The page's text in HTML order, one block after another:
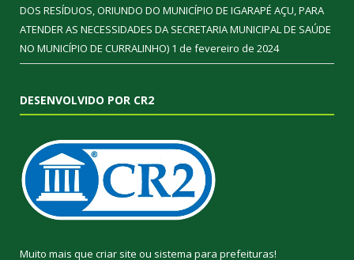
DOS RESÍDUOS, ORIUNDO DO MUNICÍPIO DE IGARAPÉ AÇU, PARA
ATENDER AS NECESSIDADES DA SECRETARIA MUNICIPAL DE SAÚDE
NO MUNICÍPIO DE CURRALINHO) 1 de fevereiro de 2024
DESENVOLVIDO POR CR2
Muito mais que criar site ou sistema para prefeituras!